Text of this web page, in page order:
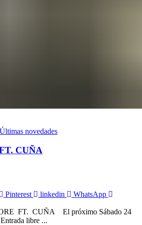
Últimas novedades
CUÑA
Pinterest linkedin
WhatsApp
FT. CUÑA El próximo Sábado 24
libre ...